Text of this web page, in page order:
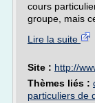
cours
groupe, mais
Lire la suite
Site : http://
Thèmes liés :
particuliers de